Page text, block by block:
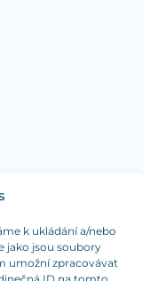
k ukládání a/nebo
jako jsou soubory
umožní zpracovávat
7:30 - 15:30 hod